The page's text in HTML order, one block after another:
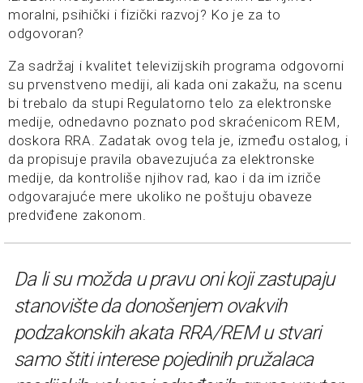
moralni, psihički i fizički razvoj? Ko je za to
odgovoran?
Za sadržaj i kvalitet televizijskih programa odgovorni
su prvenstveno mediji, ali kada oni zakažu, na scenu
bi trebalo da stupi Regulatorno telo za elektronske
medije, odnedavno poznato pod skraćenicom REM,
doskora RRA. Zadatak ovog tela je, između ostalog, i
da propisuje pravila obavezujuća za elektronske
medije, da kontroliše njihov rad, kao i da im izriče
odgovarajuće mere ukoliko ne poštuju obaveze
predviđene zakonom.
Da li su možda u pravu oni koji zastupaju
stanovište da donošenjem ovakvih
podzakonskih akata RRA/REM u stvari
samo štiti interese pojedinih pružalaca